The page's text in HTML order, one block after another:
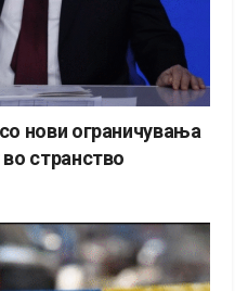
нови ограничувања
странство